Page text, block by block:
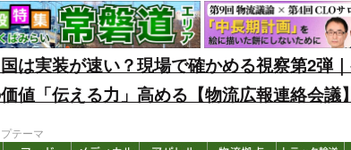
は実装が速い？現場で確かめる視察第2弾
値「伝える力」高める【物流広報連絡会議
テーマ